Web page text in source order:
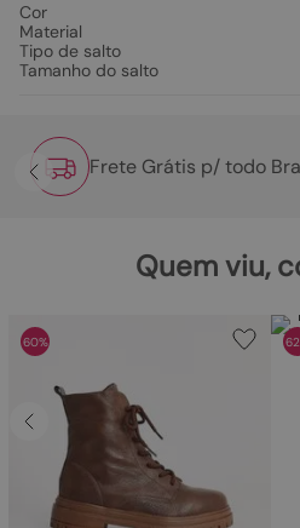
Cor
Material
Tipo de salto
Tamanho do salto
Frete Grátis p/ todo
Quem viu,
60%